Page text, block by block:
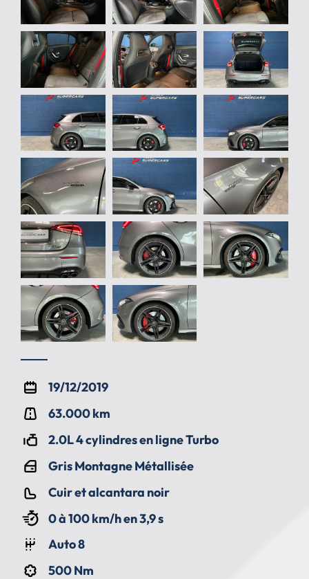
19/12/2019
63.000 km
2.0L 4 cylindres en ligne Turbo
Gris Montagne Métallisée
Cuir et alcantara noir
0 à 100 km/h en 3,9 s
Auto 8
500 Nm